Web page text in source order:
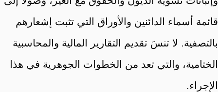
قائمة أسماء الدائنين والأوراق التي تثبت إشعارهم
بالتصفية. لا تنسَ تقديم التقارير المالية والمحاسبية
الختامية، والتي تعد من الخطوات الجوهرية في هذا
الإجراء.